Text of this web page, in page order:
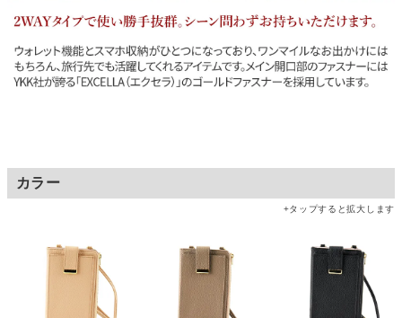
カラー
+タップすると拡大します